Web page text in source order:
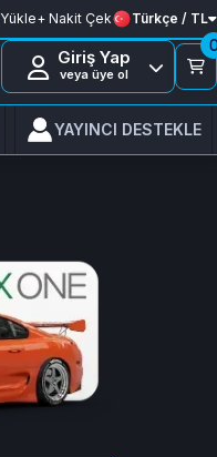
+ Nakit Çek Türkçe / TL
Giriş Yap
veya üye ol
YAYINCI DESTEKLE